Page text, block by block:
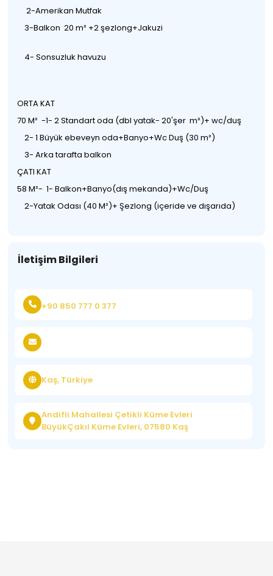
2-Amerikan Mutfak
3-Balkon 20 m² +2 şezlong+Jakuzi
4- Sonsuzluk havuzu
ORTA KAT
70 M² -1- 2 Standart oda (dbl yatak- 20'şer m²)+ wc/duş
2- 1 Büyük ebeveyn oda+Banyo+Wc Duş (30 m²)
3- Arka tarafta balkon
ÇATI KAT
58 M²- 1- Balkon+Banyo(dış mekanda)+Wc/Duş
2-Yatak Odası (40 M²)+ Şezlong (içeride ve dışarıda)
İletişim Bilgileri
+90 850 777 0 377
Kaş, Türkiye
Andifli Mahallesi Çetikli Küme Evleri
BüyükÇakıl Küme Evleri, 07580 Kaş